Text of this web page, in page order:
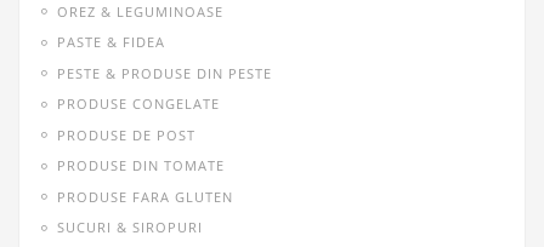
OREZ & LEGUMINOASE
PASTE & FIDEA
PESTE & PRODUSE DIN PESTE
PRODUSE CONGELATE
PRODUSE DE POST
PRODUSE DIN TOMATE
PRODUSE FARA GLUTEN
SUCURI & SIROPURI